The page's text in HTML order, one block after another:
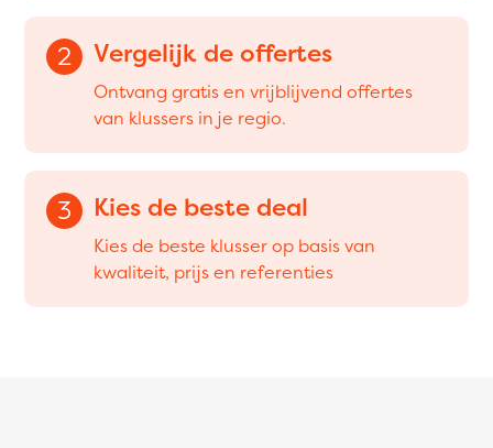
2 Vergelijk de offertes
Ontvang gratis en vrijblijvend offertes
van klussers in je regio.
3 Kies de beste deal
Kies de beste klusser op basis van
kwaliteit, prijs en referenties